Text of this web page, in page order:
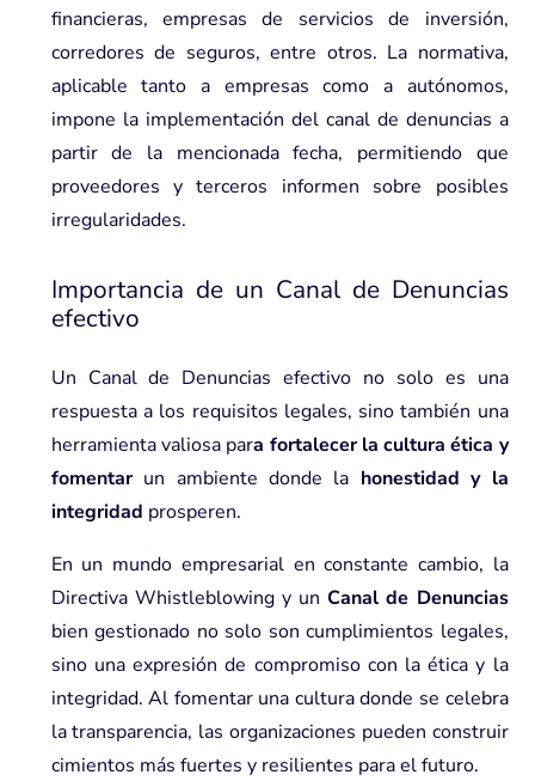
financieras, empresas de servicios de inversión,
corredores de seguros, entre otros. La normativa,
aplicable tanto a empresas como a autónomos,
impone la implementación del canal de denuncias a
partir de la mencionada fecha, permitiendo que
proveedores y terceros informen sobre posibles
irregularidades.
Importancia de un Canal de Denuncias
efectivo
Un Canal de Denuncias efectivo no solo es una
respuesta a los requisitos legales, sino también una
herramienta valiosa para fortalecer la cultura ética y
fomentarun ambiente donde la honestidad y la
integridad prosperen.
En un mundo empresarial en constante cambio, la
Directiva Whistleblowing y unCanal de Denuncias
bien gestionado no solo son cumplimientos legales,
sino una expresión de compromiso con la ética y la
integridad. Al fomentar una cultura donde se celebra
la transparencia, las organizaciones pueden construir
cimientos más fuertes y resilientes para el futuro.